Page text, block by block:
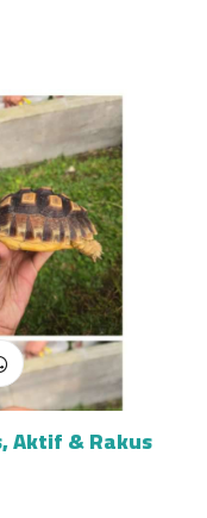
Aktif & Rakus